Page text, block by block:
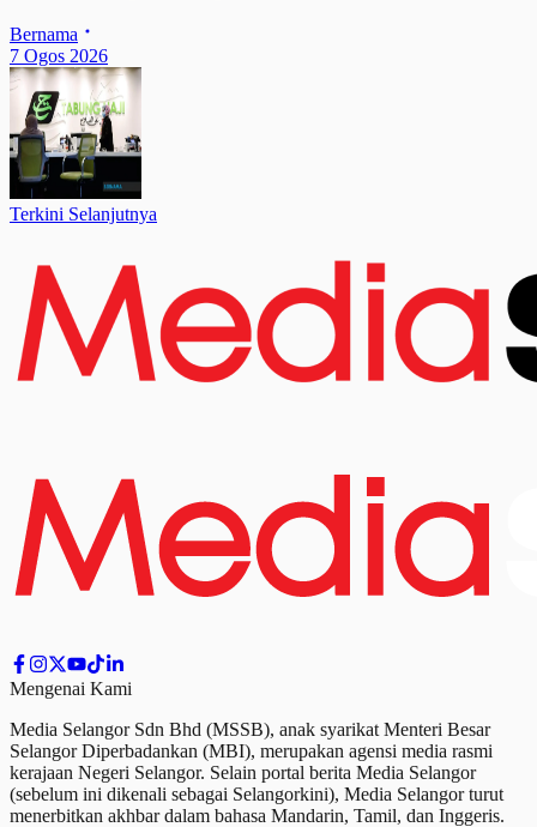
Bernama
7 Ogos 2026
Terkini Selanjutnya
Mengenai Kami
Media Selangor Sdn Bhd (MSSB), anak syarikat Menteri Besar
Selangor Diperbadankan (MBI), merupakan agensi media rasmi
kerajaan Negeri Selangor. Selain portal berita Media Selangor
(sebelum ini dikenali sebagai Selangorkini), Media Selangor turut
menerbitkan akhbar dalam bahasa Mandarin, Tamil, dan Inggeris.